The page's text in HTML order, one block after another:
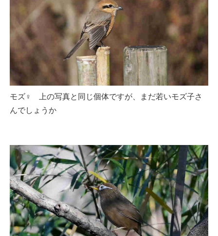
モズ♀ 上の写真と同じ個体ですが、まだ若いモズ子さ
んでしょうか